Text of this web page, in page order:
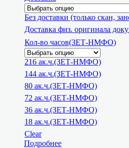
Без доставки (только скан,
Доставка физ. оригинала
Кол-во часов(ЗЕТ-НМФО)
216 ак.ч.(ЗЕТ-НМФО)
144 ак.ч.(ЗЕТ-НМФО)
80 ак.ч.(ЗЕТ-НМФО)
72 ак.ч.(ЗЕТ-НМФО)
36 ак.ч.(ЗЕТ-НМФО)
18 ак.ч.(ЗЕТ-НМФО)
Clear
Подробнее